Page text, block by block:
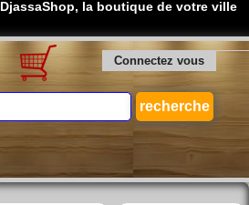
DjassaShop, la boutique de votre ville
Connectez vous